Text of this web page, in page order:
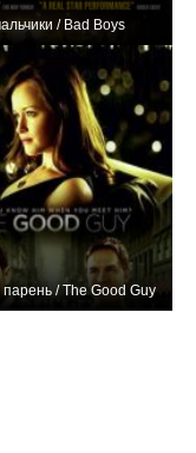
/ Bad Boys
/ The Good Guy